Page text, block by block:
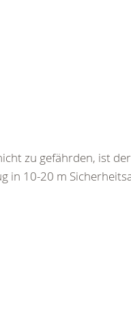
zu gefährden, ist
in 10-20 m